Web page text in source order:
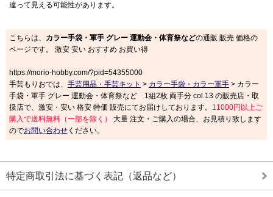
違って見える可能性があります。
こちらは、 カラー手袋・軍手 グレー 運動会・体育祭などの通販 販売 価格の
ページです。 激安 安い おすすめ お買い得
https://morio-hobby.com/?pid=54355000
手芸もりおでは、 手芸用品・手芸キット > カラー手袋・カラー軍手 > カラー
手袋・軍手 グレー 運動会・体育祭など 1組2枚 両手分 col.13 の販売店・取
扱店で、激安・安い 格安 特価 販売にてお届けしております。 11000円以上ご
購入で送料無料（一部を除く）
大量 注文・ご購入の場合、お見積り致します
のでお問い合わせ ください。
特定商取引法に基づく表記（返品など）